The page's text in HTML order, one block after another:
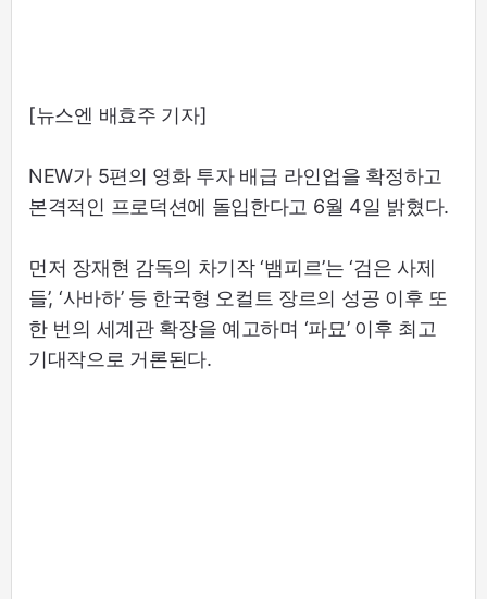
[뉴스엔 배효주 기자]
NEW가 5편의 영화 투자 배급 라인업을 확정하고
본격적인 프로덕션에 돌입한다고 6월 4일 밝혔다.
먼저 장재현 감독의 차기작 ‘뱀피르’는 ‘검은 사제
들’, ‘사바하’ 등 한국형 오컬트 장르의 성공 이후 또
한 번의 세계관 확장을 예고하며 ‘파묘’ 이후 최고
기대작으로 거론된다.